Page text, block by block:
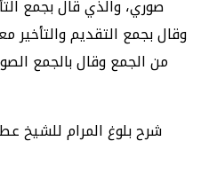
صوري، والذي قال بجمع
وقال بجمع التقديم والتأخير
من الجمع وقال بالجمع
شرح بلوغ المرام للشيخ